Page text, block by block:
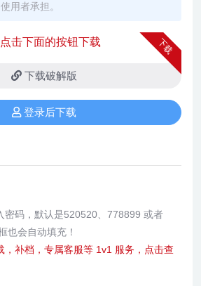
用者承担。
下载
点击下面的按钮下载
下载破解版
登录后下载
密码，默认是520520、778899 或者
也会自动填充！
，补档，专属客服等 1v1 服务，点击查